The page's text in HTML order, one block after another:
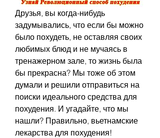
Друзья, вы когда-нибудь
задумывались, что если бы можно
было похудеть, не оставляя своих
любимых блюд и не мучаясь в
тренажерном зале, то жизнь была
бы прекрасна? Мы тоже об этом
думали и решили отправиться на
поиски идеального средства для
похудения. И угадайте, что мы
нашли? Правильно, вьетнамские
лекарства для похудения!